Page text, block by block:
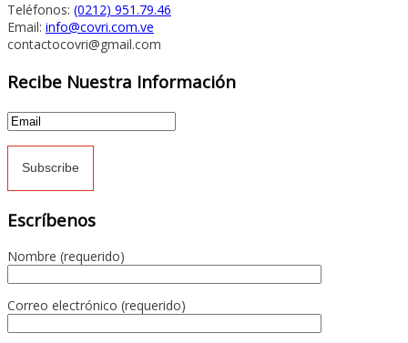
Teléfonos: (0212) 951.79.46
Email: info@covri.com.ve
contactocovri@gmail.com
Recibe Nuestra Información
Escríbenos
Nombre (requerido)
Correo electrónico (requerido)